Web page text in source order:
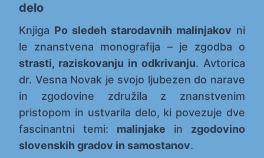
delo
Knjiga Po sledeh starodavnih malinjakov ni
le znanstvena monografija – je zgodba o
strasti, raziskovanju in odkrivanju. Avtorica
dr. Vesna Novak je svojo ljubezen do narave
in zgodovine združila z znanstvenim
pristopom in ustvarila delo, ki povezuje dve
fascinantni temi: malinjake in zgodovino
slovenskih gradov in samostanov.